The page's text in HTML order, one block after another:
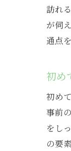
訪れ
が伺
通点
初め
初め
事前
をし
の要